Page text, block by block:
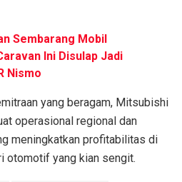
Sembarang Mobil
Ini Disulap Jadi
Nismo
yang beragam, Mitsubishi
operasional regional dan
meningkatkan profitabilitas di
otomotif yang kian sengit.